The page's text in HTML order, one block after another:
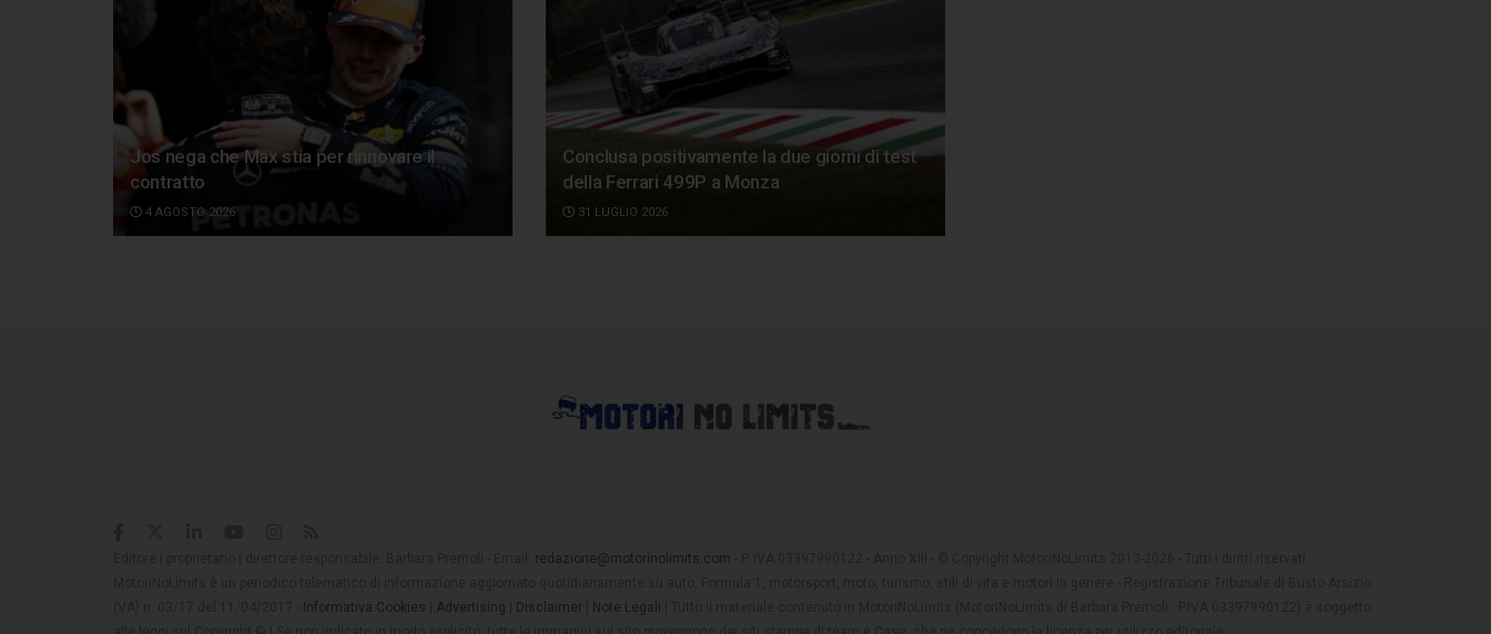
Jos nega che Max stia per rinnovare il
contratto
4 AGOSTO 2026
Conclusa positivamente la due giorni di test
della Ferrari 499P a Monza
31 LUGLIO 2026
redazione@motorinolimits.com
Informativa Cookies Advertising Disclaimer Note Legali